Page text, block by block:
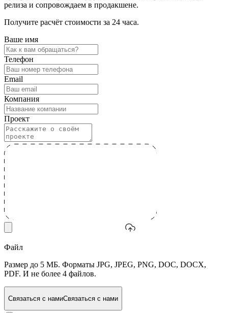
релиза и сопровождаем в продакшене.
Получите расчёт стоимости за 24 часа.
Ваше имя
Телефон
Email
Компания
Проект
Файл
Размер до 5 МБ. Форматы JPG, JPEG, PNG, DOC, DOCX,
PDF. И не более 4 файлов.
Связаться с намиСвязаться с нами